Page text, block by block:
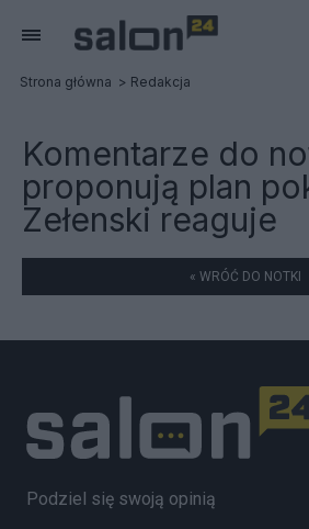
Strona główna Redakcja
Komentarze do
proponują plan
Zełenski reaguje
« WRÓĆ DO NOTKI
Podziel się swoją opinią